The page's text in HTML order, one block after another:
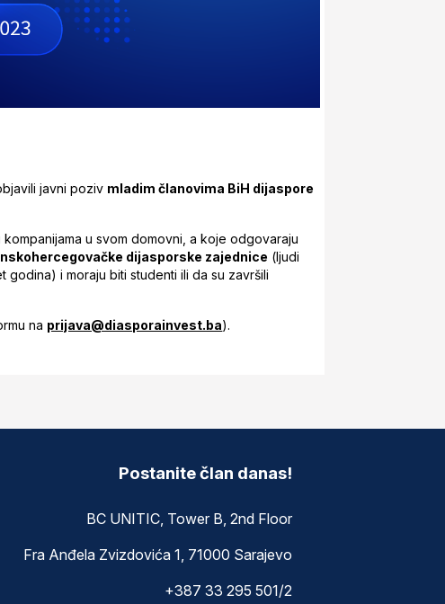
javni poziv mladim članovima BiH dijaspore
u svom domovni, a koje odgovaraju
dijasporske zajednice (ljudi
i moraju biti studenti ili da su završili
na prijava@diasporainvest.ba).
Postanite član danas!
BC UNITIC, Tower B, 2nd Floor
Fra Anđela Zvizdovića 1, 71000 Sarajevo
+387 33 295 501/2